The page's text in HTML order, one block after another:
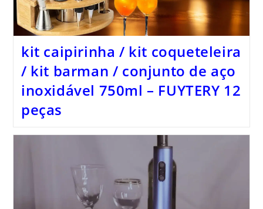
kit caipirinha / kit coqueteleira
/ kit barman / conjunto de aço
inoxidável 750ml – FUYTERY 12
peças